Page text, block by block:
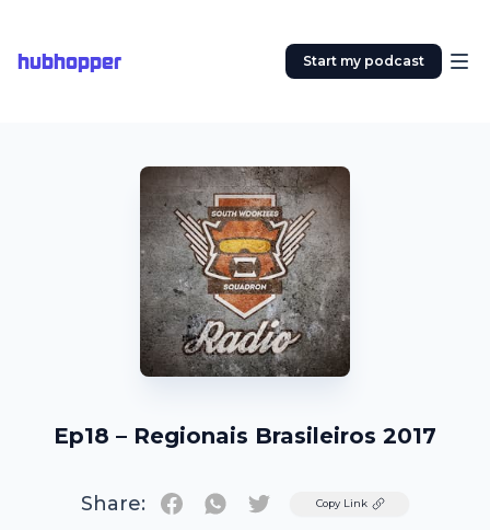
hubhopper Start my podcast
Ep18 – Regionais Brasileiros 2017
Share: TwitterCopy Link